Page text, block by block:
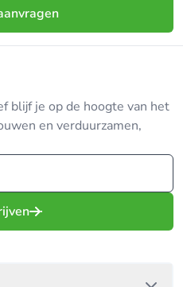
blijf je op de hoogte van het
en verduurzamen,